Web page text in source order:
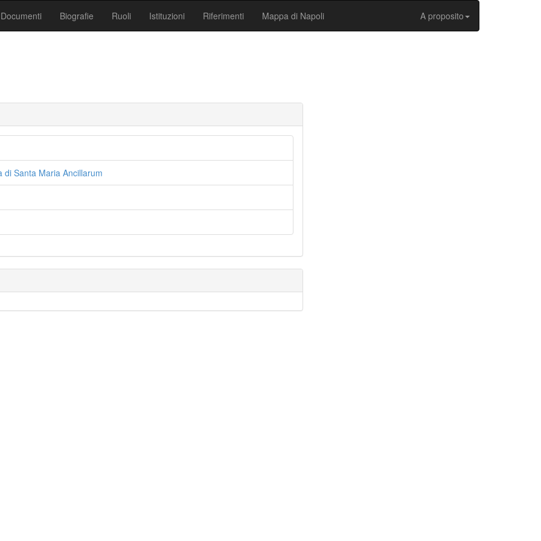
Documenti Biografie Ruoli Istituzioni Riferimenti Mappa di Napoli A proposito
di Santa Maria Ancillarum